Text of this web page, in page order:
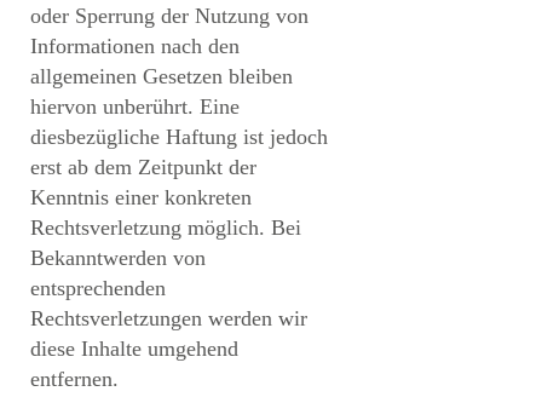
oder Sperrung der Nutzung von
Informationen nach den
allgemeinen Gesetzen bleiben
hiervon unberührt. Eine
diesbezügliche Haftung ist jedoch
erst ab dem Zeitpunkt der
Kenntnis einer konkreten
Rechtsverletzung möglich. Bei
Bekanntwerden von
entsprechenden
Rechtsverletzungen werden wir
diese Inhalte umgehend
entfernen.